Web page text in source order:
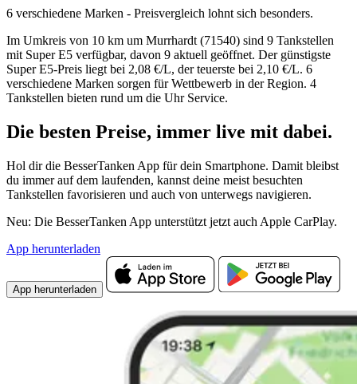
6 verschiedene Marken - Preisvergleich lohnt sich besonders.
Im Umkreis von 10 km um Murrhardt (71540) sind 9 Tankstellen
mit Super E5 verfügbar, davon 9 aktuell geöffnet. Der günstigste
Super E5-Preis liegt bei 2,08 €/L, der teuerste bei 2,10 €/L. 6
verschiedene Marken sorgen für Wettbewerb in der Region. 4
Tankstellen bieten rund um die Uhr Service.
Die besten Preise, immer live mit dabei.
Hol dir die BesserTanken App für dein Smartphone. Damit bleibst
du immer auf dem laufenden, kannst deine meist besuchten
Tankstellen favorisieren und auch von unterwegs navigieren.
Neu: Die BesserTanken App unterstützt jetzt auch Apple CarPlay.
App herunterladen
App herunterladen